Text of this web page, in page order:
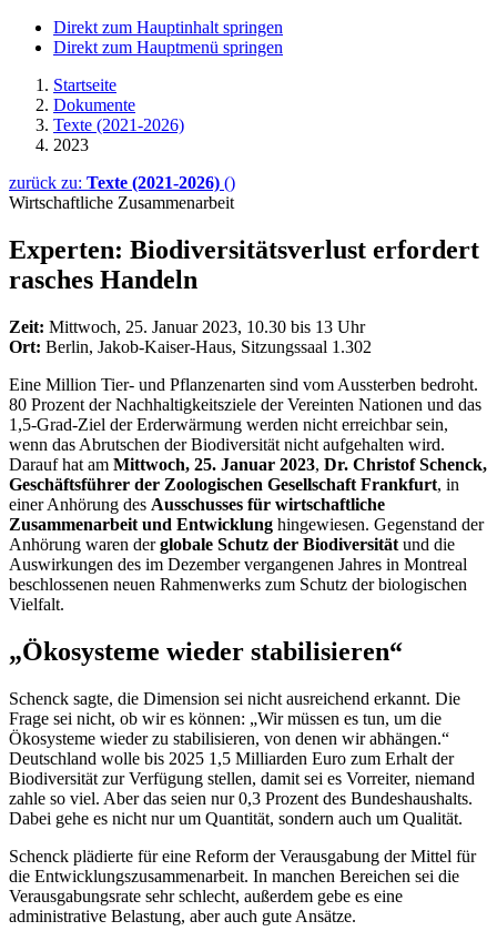
Direkt zum Hauptinhalt springen
Direkt zum Hauptmenü springen
Startseite
Dokumente
Texte (2021-2026)
2023
zurück zu: Texte (2021-2026) ()
Wirtschaftliche Zusammenarbeit
Experten: Biodiversitäts­verlust erfordert
rasches Handeln
Zeit: Mittwoch, 25. Januar 2023, 10.30 bis 13 Uhr
Ort: Berlin, Jakob-Kaiser-Haus, Sitzungssaal 1.302
Eine Million Tier- und Pflanzenarten sind vom Aussterben bedroht.
80 Prozent der Nachhaltigkeitsziele der Vereinten Nationen und das
1,5-Grad-Ziel der Erderwärmung werden nicht erreichbar sein,
wenn das Abrutschen der Biodiversität nicht aufgehalten wird.
Darauf hat am Mittwoch, 25. Januar 2023, Dr. Christof Schenck,
Geschäftsführer der Zoologischen Gesellschaft Frankfurt, in
einer Anhörung des Ausschusses für wirtschaftliche
Zusammenarbeit und Entwicklung hingewiesen. Gegenstand der
Anhörung waren derglobale Schutz der Biodiversität und die
Auswirkungen des im Dezember vergangenen Jahres in Montreal
beschlossenen neuen Rahmenwerks zum Schutz der biologischen
Vielfalt.
„Ökosysteme wieder stabilisieren“
Schenck sagte, die Dimension sei nicht ausreichend erkannt. Die
Frage sei nicht, ob wir es können: „Wir müssen es tun, um die
Ökosysteme wieder zu stabilisieren, von denen wir abhängen.“
Deutschland wolle bis 2025 1,5 Milliarden Euro zum Erhalt der
Biodiversität zur Verfügung stellen, damit sei es Vorreiter, niemand
zahle so viel. Aber das seien nur 0,3 Prozent des Bundeshaushalts.
Dabei gehe es nicht nur um Quantität, sondern auch um Qualität.
Schenck plädierte für eine Reform der Verausgabung der Mittel für
die Entwicklungszusammenarbeit. In manchen Bereichen sei die
Verausgabungsrate sehr schlecht, außerdem gebe es eine
administrative Belastung, aber auch gute Ansätze.